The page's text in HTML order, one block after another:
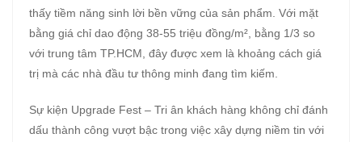
thấy tiềm năng sinh lời bền vững của sản phẩm. Với mặt
bằng giá chỉ dao động 38-55 triệu đồng/m², bằng 1/3 so
với trung tâm TP.HCM, đây được xem là khoảng cách giá
trị mà các nhà đầu tư thông minh đang tìm kiếm.
Sự kiện Upgrade Fest – Tri ân khách hàng không chỉ đánh
dấu thành công vượt bậc trong việc xây dựng niềm tin với